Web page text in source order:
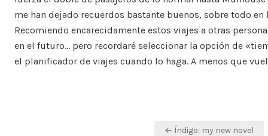
me han dejado recuerdos bastante buenos, sobre todo en
Recomiendo encarecidamente estos viajes a otras
en el futuro… pero recordaré seleccionar la opción de
el planificador de viajes cuando lo haga. A menos que
← Índigo: my new novel